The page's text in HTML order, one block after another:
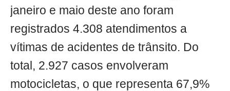
janeiro e maio deste ano foram
registrados 4.308 atendimentos a
vítimas de acidentes de trânsito. Do
total, 2.927 casos envolveram
motocicletas, o que representa 67,9%